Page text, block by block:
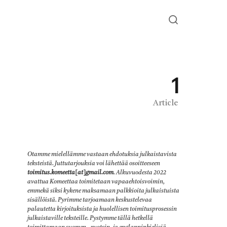
1
Article
Otamme mielellämme vastaan ehdotuksia julkaistavista
teksteistä. Juttutarjouksia voi lähettää osoitteeseen
toimitus.komeetta[at]gmail.com. Alkuvuodesta 2022
avattua Komeettaa toimitetaan vapaaehtoisvoimin,
emmekä siksi kykene maksamaan palkkioita julkaistuista
sisällöistä. Pyrimme tarjoamaan keskustelevaa
palautetta kirjoituksista ja huolellisen toimitusprosessin
julkaistaville teksteille. Pystymme tällä hetkellä